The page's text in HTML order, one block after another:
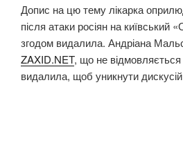
Допис на цю тему лікарка
після атаки росіян на київський
згодом видалила. Андріана
ZAXID.NET, що не відмовляється
видалила, щоб уникнути